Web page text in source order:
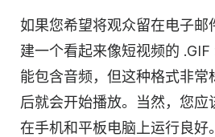
如果您希望将观众留在电子邮
建一个看起来像短视频的
能包含音频，但这种格式非常
后就会开始播放。当然，您应
在手机和平板电脑上运行良好